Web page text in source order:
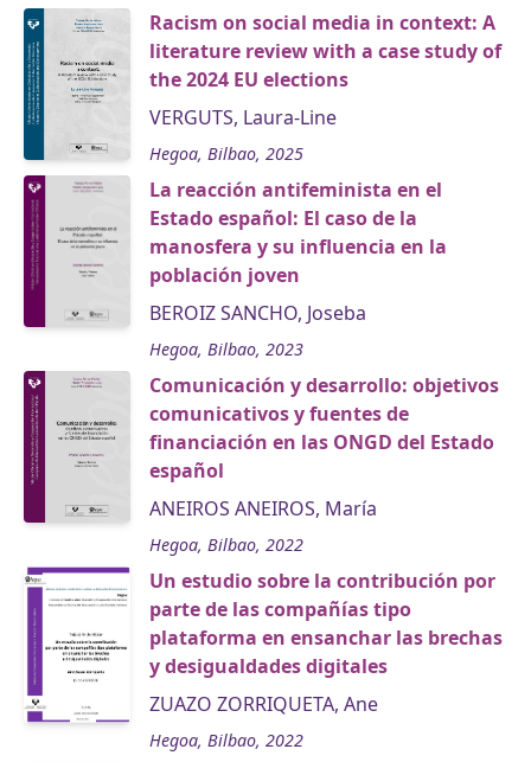
Racism on social media in context: A
literature review with a case study of
the 2024 EU elections
VERGUTS, Laura-Line
Hegoa, Bilbao, 2025
La reacción antifeminista en el
Estado español: El caso de la
manosfera y su influencia en la
población joven
BEROIZ SANCHO, Joseba
Hegoa, Bilbao, 2023
Comunicación y desarrollo: objetivos
comunicativos y fuentes de
financiación en las ONGD del Estado
español
ANEIROS ANEIROS, María
Hegoa, Bilbao, 2022
Un estudio sobre la contribución por
parte de las compañías tipo
plataforma en ensanchar las brechas
y desigualdades digitales
ZUAZO ZORRIQUETA, Ane
Hegoa, Bilbao, 2022